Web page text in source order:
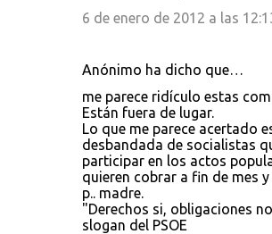
6 de enero de 2012 a las
Anónimo ha dicho que…
me parece ridículo estas
Están fuera de lugar.
Lo que me parece acertado
desbandada de socialistas
participar en los actos
quieren cobrar a fin de mes
p.. madre.
"Derechos si, obligaciones
slogan del PSOE